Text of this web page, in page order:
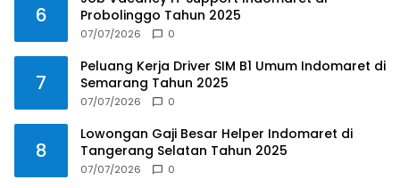
6
Probolinggo Tahun 2025
07/07/2026 0
7
Peluang Kerja Driver SIM B1 Umum Indomaret di
Semarang Tahun 2025
07/07/2026 0
8
Lowongan Gaji Besar Helper Indomaret di
Tangerang Selatan Tahun 2025
07/07/2026 0